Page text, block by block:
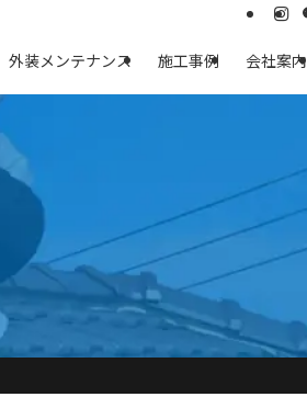
外装メンテナンス 施工事例 会社案内